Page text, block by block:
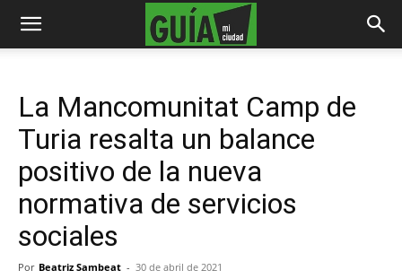
La Mancomunitat Camp de
Turia resalta un balance
positivo de la nueva
normativa de servicios
sociales
Por Beatriz Sambeat - 30 de abril de 2021